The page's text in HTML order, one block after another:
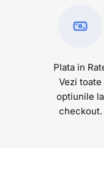
Plata in
Vezi toate
optiunile la
checkout.